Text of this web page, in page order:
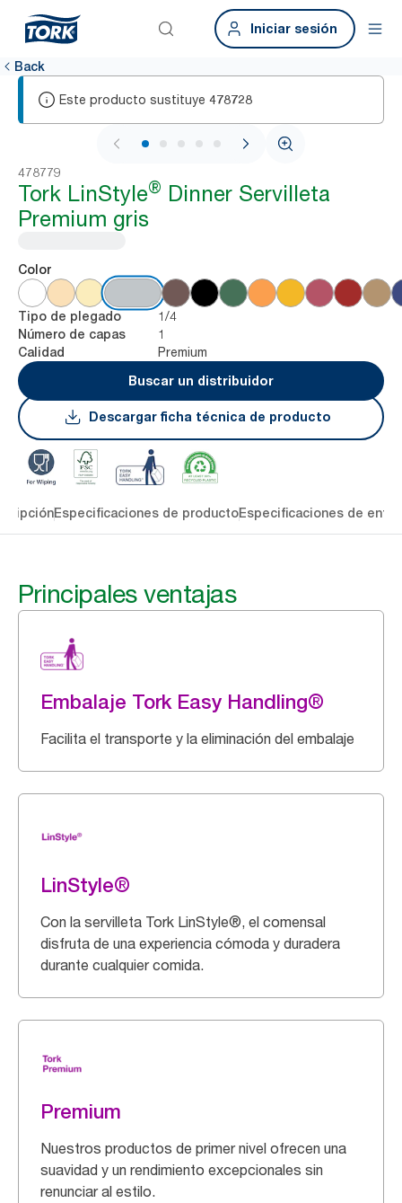
Iniciar sesión
Back
Este producto sustituye 478728
1 / 5
478779
Tork LinStyle® Dinner Servilleta
Premium gris
Color
Tipo de plegado 1/4
Número de capas 1
Calidad
Premium
Buscar un distribuidor
Descargar ficha técnica de producto
Especificaciones de productoEspecificaciones de
Principales ventajas
Embalaje Tork Easy Handling®
Facilita el transporte y la eliminación del embalaje
LinStyle®
Con la servilleta Tork LinStyle®, el comensal
disfruta de una experiencia cómoda y duradera
durante cualquier comida.
Premium
Nuestros productos de primer nivel ofrecen una
suavidad y un rendimiento excepcionales sin
renunciar al estilo.